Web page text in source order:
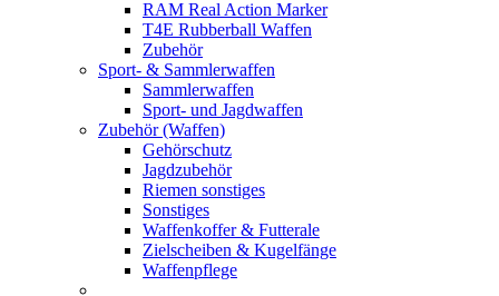
RAM Real Action Marker
T4E Rubberball Waffen
Zubehör
Sport- & Sammlerwaffen
Sammlerwaffen
Sport- und Jagdwaffen
Zubehör (Waffen)
Gehörschutz
Jagdzubehör
Riemen sonstiges
Sonstiges
Waffenkoffer & Futterale
Zielscheiben & Kugelfänge
Waffenpflege